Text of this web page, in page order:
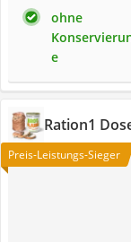
ohne
e
Ration1
Preis-Leistungs-Sieger